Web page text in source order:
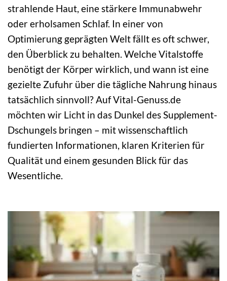
strahlende Haut, eine stärkere Immunabwehr
oder erholsamen Schlaf. In einer von
Optimierung geprägten Welt fällt es oft schwer,
den Überblick zu behalten. Welche Vitalstoffe
benötigt der Körper wirklich, und wann ist eine
gezielte Zufuhr über die tägliche Nahrung hinaus
tatsächlich sinnvoll? Auf Vital-Genuss.de
möchten wir Licht in das Dunkel des Supplement-
Dschungels bringen – mit wissenschaftlich
fundierten Informationen, klaren Kriterien für
Qualität und einem gesunden Blick für das
Wesentliche.